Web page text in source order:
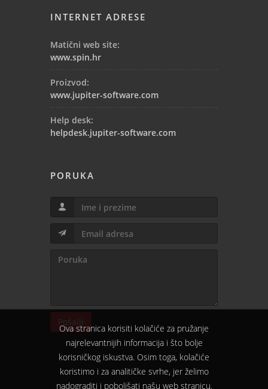
INTERNET ADRESE
Matični web site:
www.spin.hr
Proizvod:
www.jupiter-software.com
Help desk:
helpdesk.jupiter-software.com
PORUKA
Pošalji
Ova stranica korisiti kolačiće za pružanje
najrelevantnijih informacija i što bolje
korisničkog iskustva. Osim toga, kolačiće
koristimo i za analitičke svrhe, jer želimo
nadograditi i poboljšati našu web stranicu.